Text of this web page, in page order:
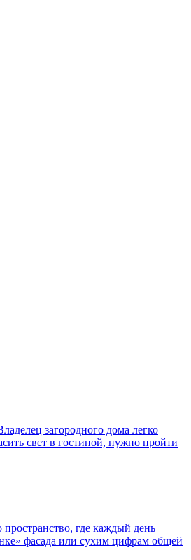
загородного дома легко
свет в гостиной, нужно пройти
где каждый день
фасада или сухим цифрам общей